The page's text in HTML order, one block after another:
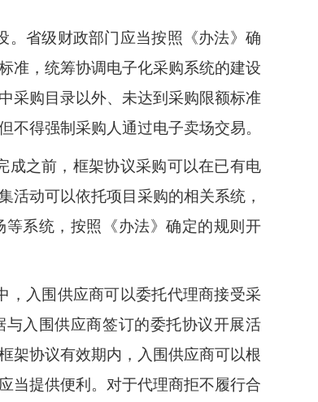
省级财政部门应当按照《办法》确
准 ， 统筹协调电子化采购系统的建设
采购目录以外、 未达到 采购限额标准
不得强制采购人通过电子卖场交易。
成之前，框架协议采购可以在已有电
活动可以依托项目采购的相关系统，
系统，按照《办法》确定的规则开
，入围供应商可以委托代理商接受采
入围供应商签订的委托协议开展活
架协议有效期内，入围供应商可以根
当提供便利。对于代理商拒不履行合